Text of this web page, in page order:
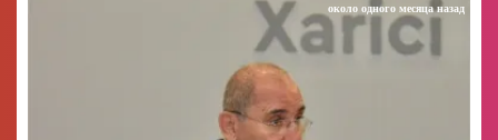
около одного месяца назад